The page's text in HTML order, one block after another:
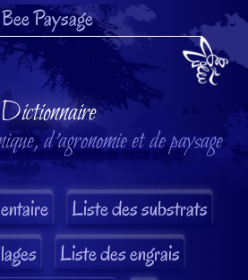
Bee Paysage
Dictionnaire
d'agronomie et de paysage
Liste des substrats
Liste des engrais